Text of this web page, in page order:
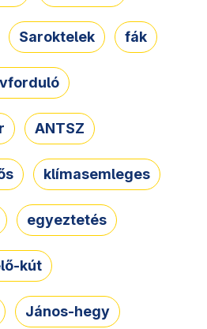
Saroktelek fák
ANTSZ
klímasemleges
egyeztetés
kút
János-hegy